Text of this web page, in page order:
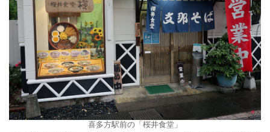
喜多方駅前の「桜井食堂」